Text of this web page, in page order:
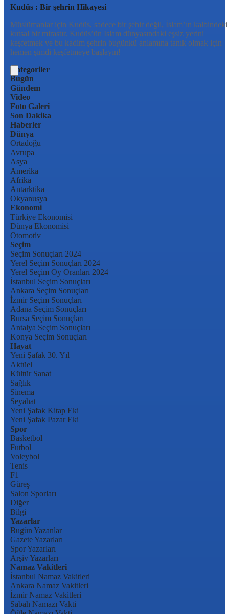
Kudüs : Bir şehrin Hikayesi
Müslümanlar için Kudüs, sadece bir şehir değil, İslam’ın kalbindeki
kutsal bir mirastır. Kudüs’ün İslam dünyasındaki eşsiz yerini
keşfetmek ve bu kadim şehrin bugünkü anlamına tanık olmak için
hemen şimdi keşfetmeye başlayın!
Kategoriler
Bugün
Gündem
Video
Foto Galeri
Son Dakika
Haberler
Dünya
Ortadoğu
Avrupa
Asya
Amerika
Afrika
Antarktika
Okyanusya
Ekonomi
Türkiye Ekonomisi
Dünya Ekonomisi
Otomotiv
Seçim
Seçim Sonuçları 2024
Yerel Seçim Sonuçları 2024
Yerel Seçim Oy Oranları 2024
İstanbul Seçim Sonuçları
Ankara Seçim Sonuçları
İzmir Seçim Sonuçları
Adana Seçim Sonuçları
Bursa Seçim Sonuçları
Antalya Seçim Sonuçları
Konya Seçim Sonuçları
Hayat
Yeni Şafak 30. Yıl
Aktüel
Kültür Sanat
Sağlık
Sinema
Seyahat
Yeni Şafak Kitap Eki
Yeni Şafak Pazar Eki
Spor
Basketbol
Futbol
Voleybol
Tenis
F1
Güreş
Salon Sporları
Diğer
Bilgi
Yazarlar
Bugün Yazanlar
Gazete Yazarları
Spor Yazarları
Arşiv Yazarları
Namaz Vakitleri
İstanbul Namaz Vakitleri
Ankara Namaz Vakitleri
İzmir Namaz Vakitleri
Sabah Namazı Vakti